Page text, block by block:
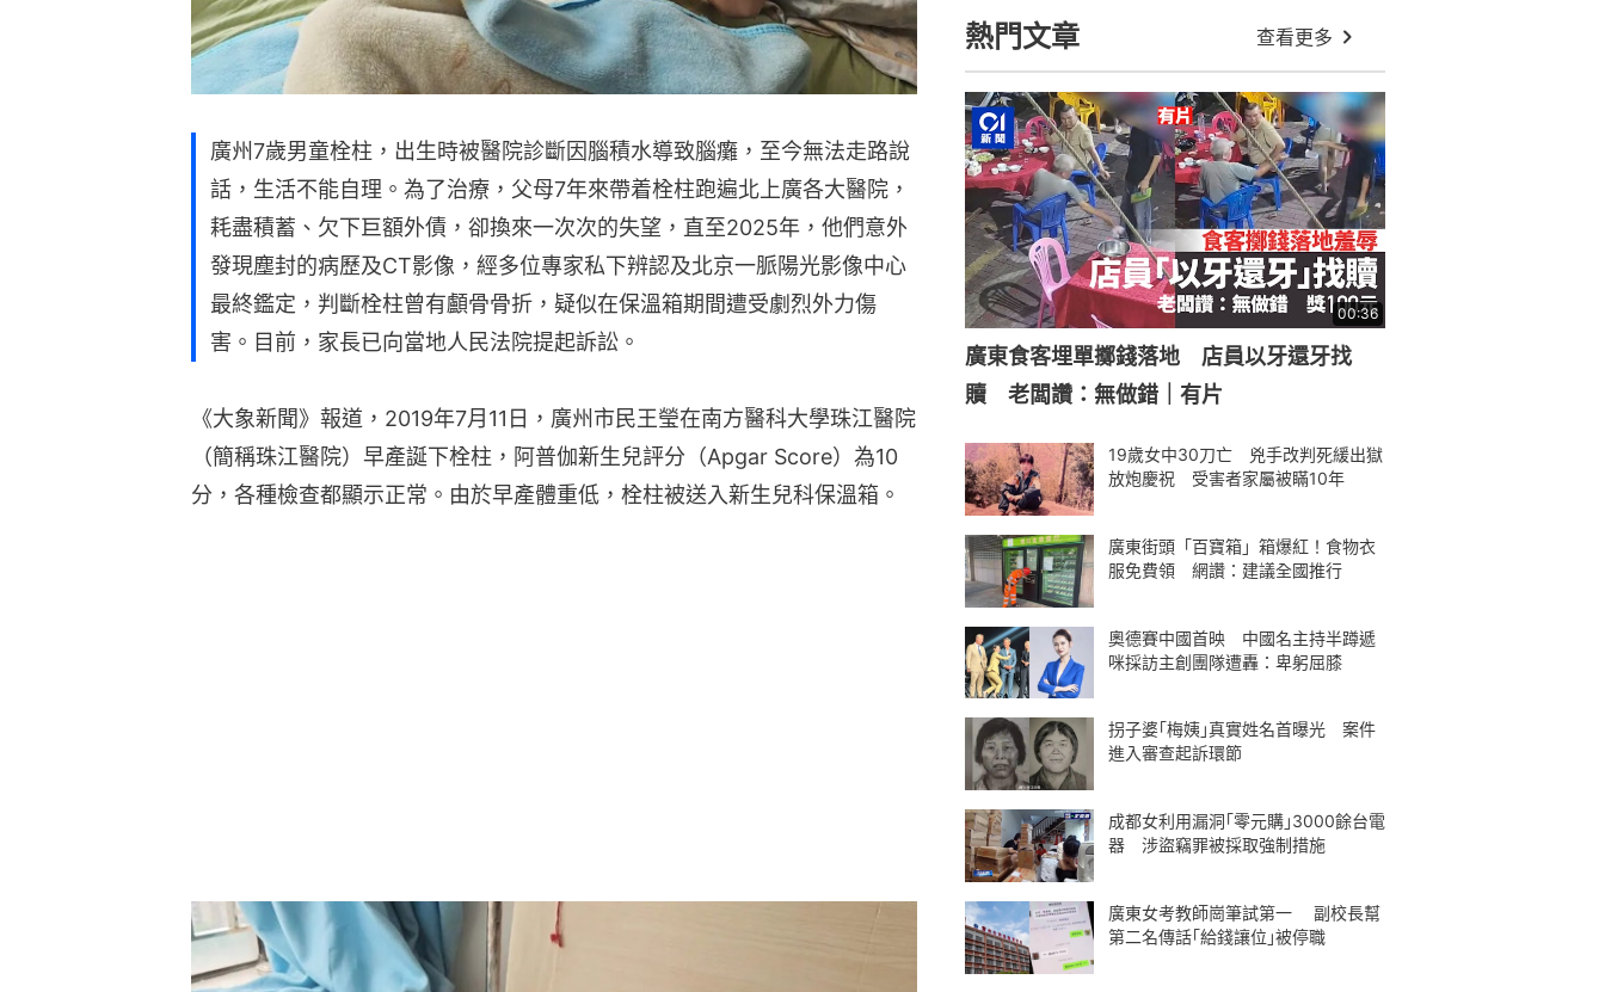
廣州7歲男童栓柱，出生時被醫院診斷因腦積水導致腦癱，至今無法走路說
話，生活不能自理。為了治療，父母7年來帶着栓柱跑遍北上廣各大醫院，
耗盡積蓄、欠下巨額外債，卻換來一次次的失望，直至2025年，他們意外
發現塵封的病歷及CT影像，經多位專家私下辨認及北京一脈陽光影像中心
最終鑑定，判斷栓柱曾有顱骨骨折，疑似在保溫箱期間遭受劇烈外力傷
害。目前，家長已向當地人民法院提起訴訟。
《大象新聞》報道，2019年7月11日，廣州市民王瑩在南方醫科大學珠江醫院
（簡稱珠江醫院）早產誕下栓柱，阿普伽新生兒評分（Apgar Score）為10
分，各種檢查都顯示正常。由於早產體重低，栓柱被送入新生兒科保溫箱。
熱門文章 查看更多
00:36
廣東食客埋單擲錢落地 店員以牙還牙找
贖 老闆讚：無做錯｜有片
19歲女中30刀亡 兇手改判死緩出獄
放炮慶祝 受害者家屬被瞞10年
廣東街頭「百寶箱」箱爆紅！食物衣
服免費領 網讚：建議全國推行
奧德賽中國首映 中國名主持半蹲遞
咪採訪主創團隊遭轟：卑躬屈膝
拐子婆｢梅姨｣真實姓名首曝光 案件
進入審查起訴環節
成都女利用漏洞｢零元購｣3000餘台電
器 涉盜竊罪被採取強制措施
廣東女考教師崗筆試第一 副校長幫
第二名傳話｢給錢讓位｣被停職